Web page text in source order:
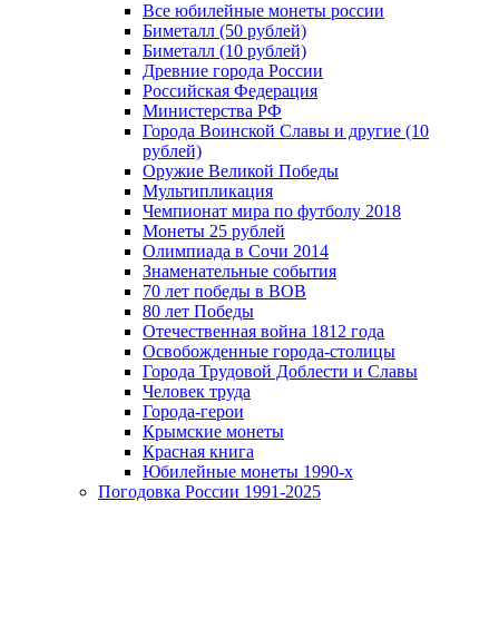
Все юбилейные монеты россии
Биметалл (50 рублей)
Биметалл (10 рублей)
Древние города России
Российская Федерация
Министерства РФ
Города Воинской Славы и другие (10
рублей)
Оружие Великой Победы
Мультипликация
Чемпионат мира по футболу 2018
Монеты 25 рублей
Олимпиада в Сочи 2014
Знаменательные события
70 лет победы в ВОВ
80 лет Победы
Отечественная война 1812 года
Освобожденные города-столицы
Города Трудовой Доблести и Славы
Человек труда
Города-герои
Крымские монеты
Красная книга
Юбилейные монеты 1990-х
Погодовка России 1991-2025